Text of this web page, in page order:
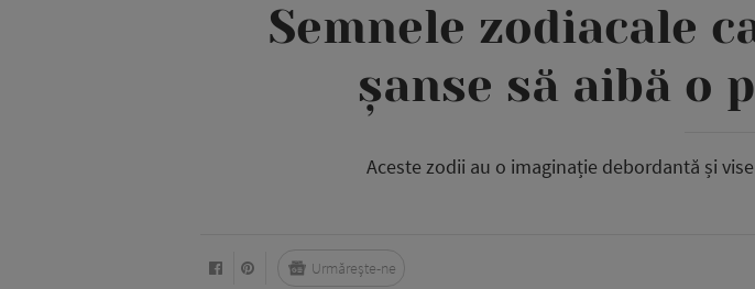
Semnele zodiacale
șanse să aibă o
Aceste zodii au o imaginație debordantă și
Urmărește-ne